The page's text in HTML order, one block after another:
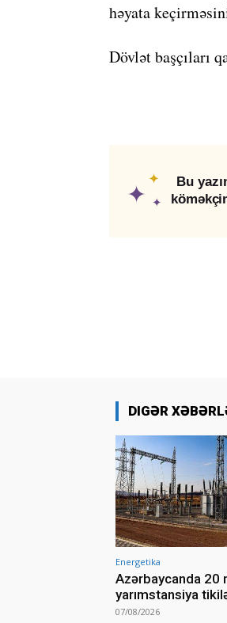
həyata
Dövlət başçıları
✦
✦
✦
Bu
DIGƏR
Energetika
Azərbaycanda 20
yarımstansiya
07/08/2026